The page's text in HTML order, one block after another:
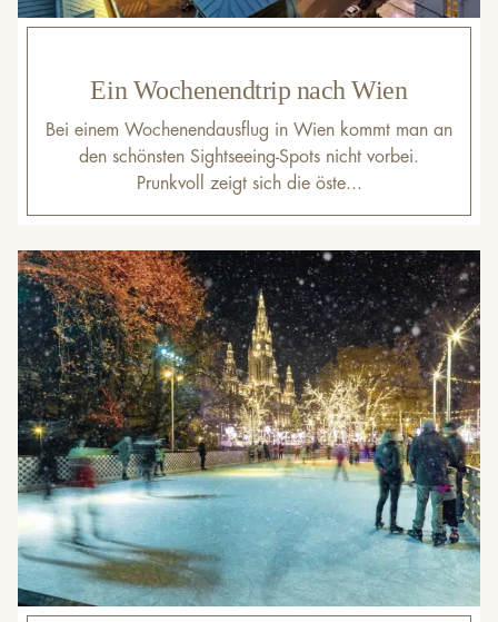
Ein Wochenendtrip nach Wien
Bei einem Wochenendausflug in Wien kommt man an
den schönsten Sightseeing-Spots nicht vorbei.
Prunkvoll zeigt sich die öste...